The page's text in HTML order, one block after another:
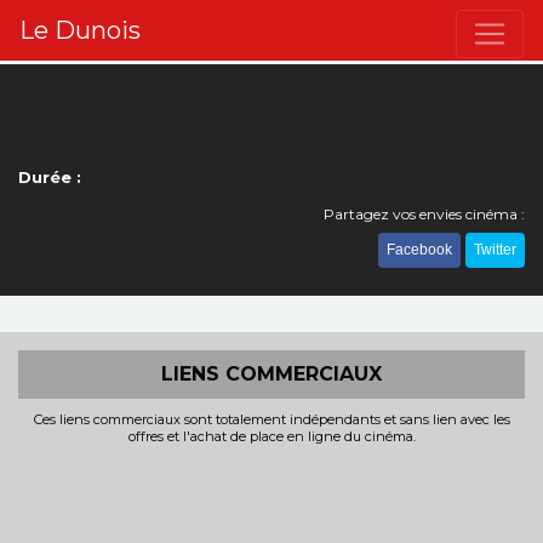
Le Dunois
Durée :
Partagez vos envies cinéma :
Facebook Twitter
LIENS COMMERCIAUX
Ces liens commerciaux sont totalement indépendants et sans lien avec les
offres et l'achat de place en ligne du cinéma.